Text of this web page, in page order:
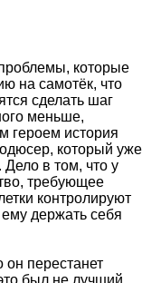
которые
на самотёк, что
сделать шаг
меньше,
героем история
который уже
в том, что у
требующее
контролируют
держать себя
перестанет
был не лучший